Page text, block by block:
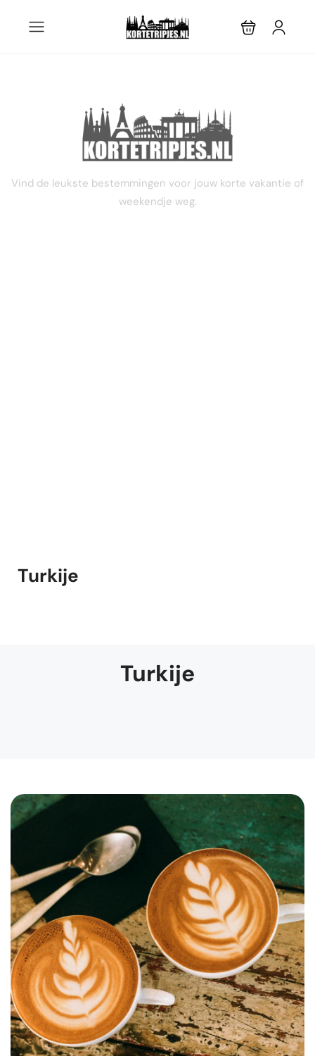
STEL JE EIGEN TRIP SAMEN
Vind de leukste bestemmingen voor jouw korte vakantie of
weekendje weg.
Turkije
Turkije